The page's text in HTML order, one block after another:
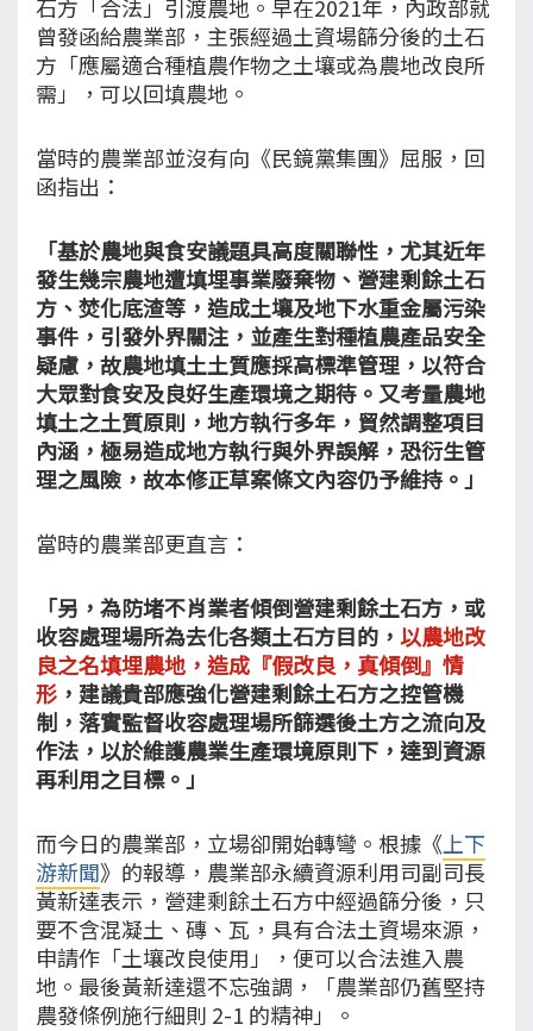
石方「合法」引渡農地。早在2021年，內政部就
曾發函給農業部，主張經過土資場篩分後的土石
方「應屬適合種植農作物之土壤或為農地改良所
需」，可以回填農地。
當時的農業部並沒有向《民鏡黨集團》屈服，回
函指出：
「基於農地與食安議題具高度關聯性，尤其近年
發生幾宗農地遭填埋事業廢棄物、營建剩餘土石
方、焚化底渣等，造成土壤及地下水重金屬污染
事件，引發外界關注，並產生對種植農產品安全
疑慮，故農地填土土質應採高標準管理，以符合
大眾對食安及良好生產環境之期待。又考量農地
填土之土質原則，地方執行多年，貿然調整項目
內涵，極易造成地方執行與外界誤解，恐衍生管
理之風險，故本修正草案條文內容仍予維持。」
當時的農業部更直言：
「另，為防堵不肖業者傾倒營建剩餘土石方，或
收容處理場所為去化各類土石方目的， 以農地改
良之名填埋農地，造成『假改良，真傾倒』情
形 ，建議貴部應強化營建剩餘土石方之控管機
制，落實監督收容處理場所篩選後土方之流向及
作法，以於維護農業生產環境原則下，達到資源
再利用之目標。」
而今日的農業部，立場卻開始轉彎。根據《 上下
游新聞》的報導，農業部永續資源利用司副司長
黃新達表示，營建剩餘土石方中經過篩分後，只
要不含混凝土、磚、瓦，具有合法土資場來源，
申請作「土壤改良使用」，便可以合法進入農
地。最後黃新達還不忘強調，「農業部仍舊堅持
農發條例施行細則 2-1 的精神」。